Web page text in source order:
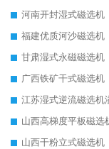
河南开封湿式磁选机
福建优质河沙磁选机
甘肃湿式永磁磁选机
广西铁矿干式磁选机
江苏湿式逆流磁选机
山西高梯度平板磁选
山西干粉立式磁选机